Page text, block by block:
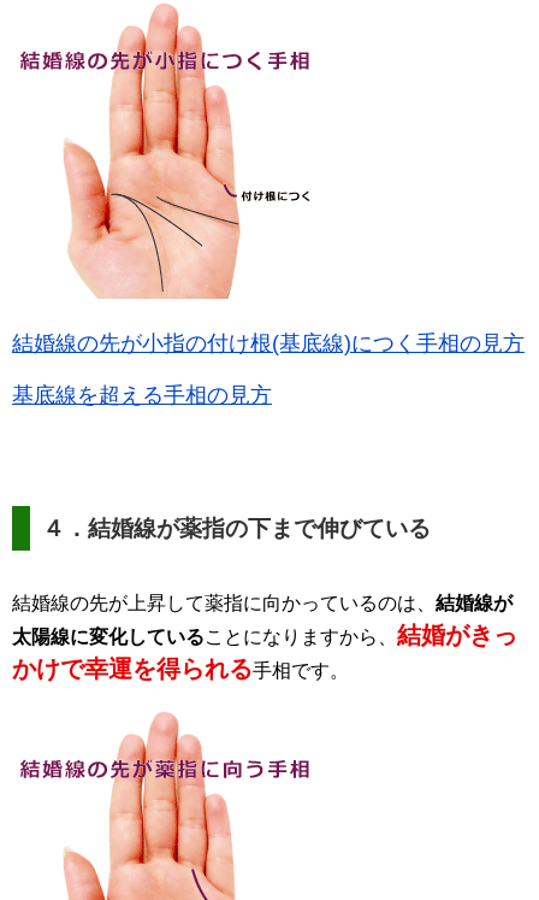
結婚線の先が小指の付け根(基底線)につく手相の見方
基底線を超える手相の見方
４．結婚線が薬指の下まで伸びている
結婚線の先が上昇して薬指に向かっているのは、 結婚線が
太陽線に変化していることになりますから、 結婚がきっ
かけで幸運を得られる手相です。